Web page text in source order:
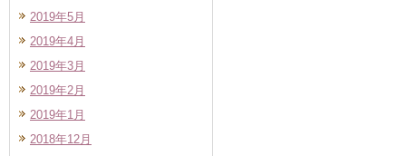
2019年5月
2019年4月
2019年3月
2019年2月
2019年1月
2018年12月